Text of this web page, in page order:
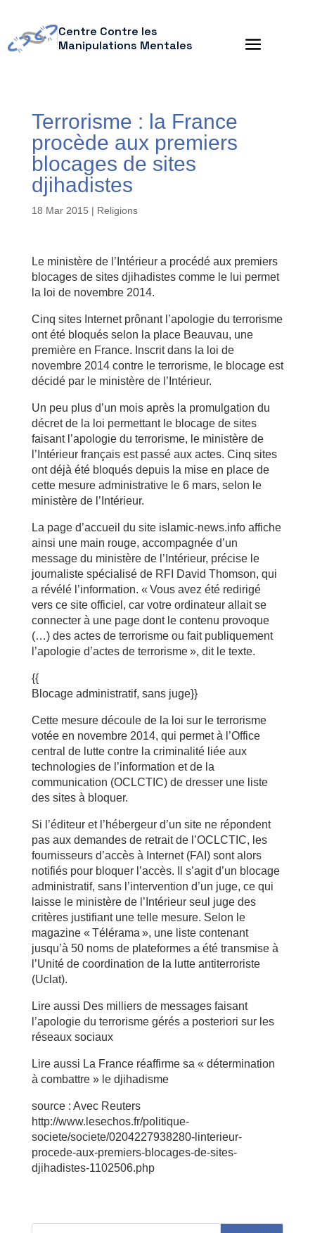
Centre Contre les
Manipulations Mentales
Terrorisme : la France
procède aux premiers
blocages de sites
djihadistes
18 Mar 2015 | Religions
Le ministère de l’Intérieur a procédé aux premiers
blocages de sites djihadistes comme le lui permet
la loi de novembre 2014.
Cinq sites Internet prônant l’apologie du terrorisme
ont été bloqués selon la place Beauvau, une
première en France. Inscrit dans la loi de
novembre 2014 contre le terrorisme, le blocage est
décidé par le ministère de l’Intérieur.
Un peu plus d’un mois après la promulgation du
décret de la loi permettant le blocage de sites
faisant l’apologie du terrorisme, le ministère de
l’Intérieur français est passé aux actes. Cinq sites
ont déjà été bloqués depuis la mise en place de
cette mesure administrative le 6 mars, selon le
ministère de l’Intérieur.
La page d’accueil du site islamic-news.info affiche
ainsi une main rouge, accompagnée d’un
message du ministère de l’Intérieur, précise le
journaliste spécialisé de RFI David Thomson, qui
a révélé l’information. « Vous avez été redirigé
vers ce site officiel, car votre ordinateur allait se
connecter à une page dont le contenu provoque
(…) des actes de terrorisme ou fait publiquement
l’apologie d’actes de terrorisme », dit le texte.
{{
Blocage administratif, sans juge}}
Cette mesure découle de la loi sur le terrorisme
votée en novembre 2014, qui permet à l’Office
central de lutte contre la criminalité liée aux
technologies de l’information et de la
communication (OCLCTIC) de dresser une liste
des sites à bloquer.
Si l’éditeur et l’hébergeur d’un site ne répondent
pas aux demandes de retrait de l’OCLCTIC, les
fournisseurs d’accès à Internet (FAI) sont alors
notifiés pour bloquer l’accès. Il s’agit d’un blocage
administratif, sans l’intervention d’un juge, ce qui
laisse le ministère de l’Intérieur seul juge des
critères justifiant une telle mesure. Selon le
magazine « Télérama », une liste contenant
jusqu’à 50 noms de plateformes a été transmise à
l’Unité de coordination de la lutte antiterroriste
(Uclat).
Lire aussi Des milliers de messages faisant
l’apologie du terrorisme gérés a posteriori sur les
réseaux sociaux
Lire aussi La France réaffirme sa « détermination
à combattre » le djihadisme
source : Avec Reuters
http://www.lesechos.fr/politique-
societe/societe/0204227938280-linterieur-
procede-aux-premiers-blocages-de-sites-
djihadistes-1102506.php